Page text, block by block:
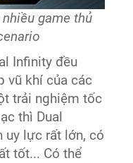
game thủ
Infinity đều
vũ khí của các
trải nghiệm tốc
thì Dual
uy lực rất lớn, có
tốt... Có thể